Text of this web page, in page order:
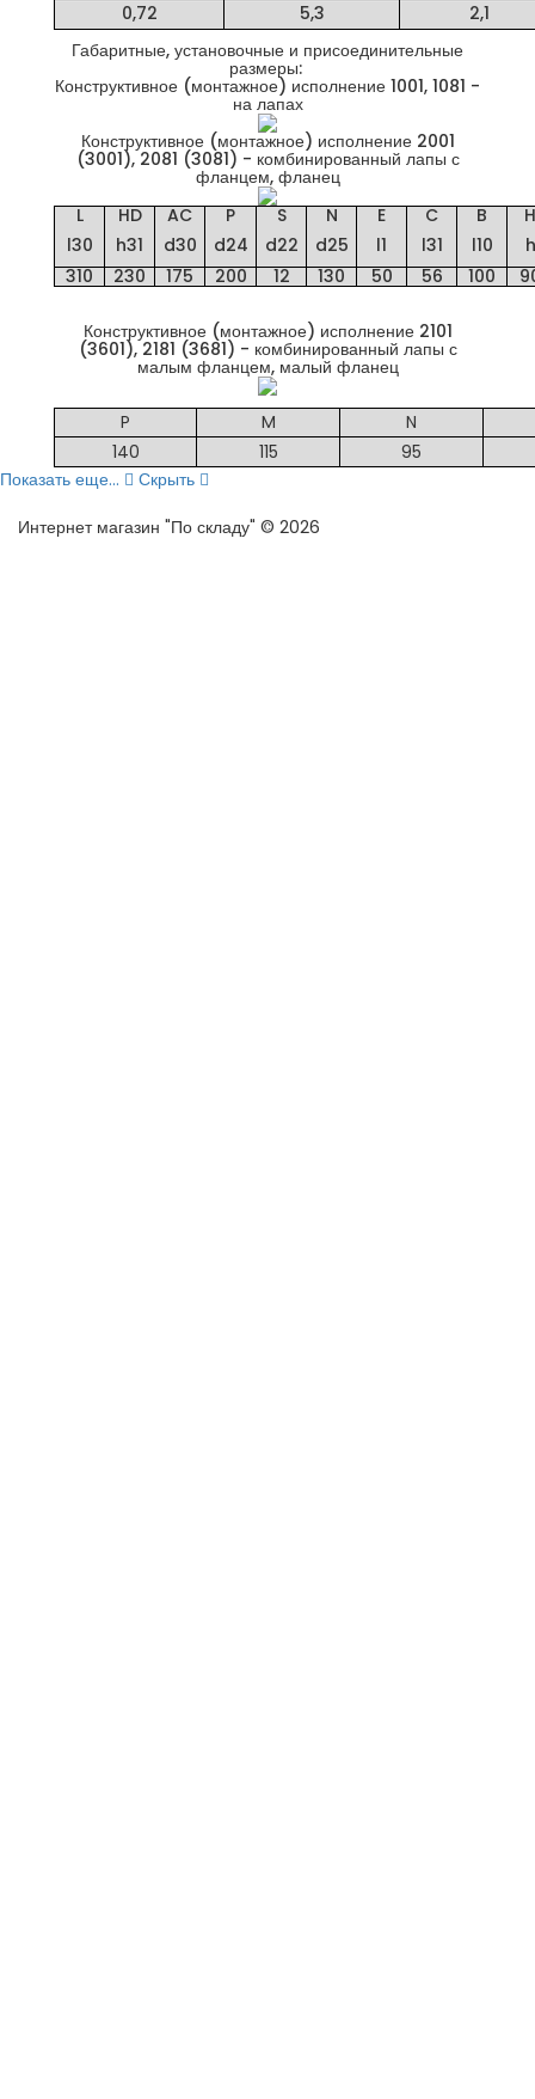
0,72
5,3
2,1
Габаритные, установочные и присоединительные
размеры:
Конструктивное (монтажное) исполнение 1001, 1081 -
на лапах
Конструктивное (монтажное) исполнение 2001
(3001), 2081 (3081) - комбинированный лапы с
фланцем, фланец
L
l30
HD
h31
AC
d30
P
d24
S
d22
N
d25
E
l1
C
l31
B
l10
H
h
310
230 175 200 12 130 50 56 100
Конструктивное (монтажное) исполнение 2101
(3601), 2181 (3681) - комбинированный лапы с
малым фланцем, малый фланец
P M
N
140
115
95
Показать еще...
Скрыть
Интернет магазин "По складу" © 2026